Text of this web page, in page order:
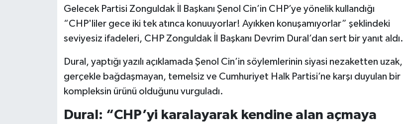
Gelecek Partisi Zonguldak İl Başkanı Şenol Cin’in CHP’ye yönelik kullandığı
“CHP'liler gece iki tek atınca konuuyorlar! Ayıkken konuşamıyorlar” şeklindeki
seviyesiz ifadeleri, CHP Zonguldak İl Başkanı Devrim Dural’dan sert bir yanıt aldı.
Dural, yaptığı yazılı açıklamada Şenol Cin’in söylemlerinin siyasi nezaketten uzak,
gerçekle bağdaşmayan, temelsiz ve Cumhuriyet Halk Partisi’ne karşı duyulan bir
kompleksin ürünü olduğunu vurguladı.
Dural: “CHP’yi karalayarak kendine alan açmaya